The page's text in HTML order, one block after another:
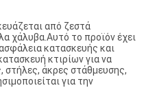
από ζεστά
χάλυβα.Αυτό το προϊόν έχει
κατασκευής και
κτιρίων για να
στήλες, άκρες στάθμευσης,
για την